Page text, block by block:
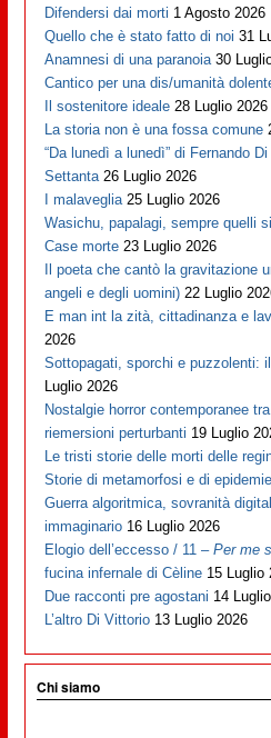
Difendersi dai morti 1 Agosto 2026
Quello che è stato fatto di noi 31
Anamnesi di una paranoia 30
Cantico per una dis/umanità
Il sostenitore ideale 28 Luglio 2026
La storia non è una fossa comune
“Da lunedì a lunedì” di Fernando
Settanta 26 Luglio 2026
I malaveglia 25 Luglio 2026
Wasichu, papalagi, sempre quelli
Case morte 23 Luglio 2026
Il poeta che cantò la gravitazione
angeli e degli uomini) 22 Luglio
E man int la zità, cittadinanza e
2026
Sottopagati, sporchi e puzzolenti:
Luglio 2026
Nostalgie horror contemporanee
riemersioni perturbanti 19 Luglio
Le tristi storie delle morti delle
Storie di metamorfosi e di epidemie
Guerra algoritmica, sovranità
immaginario 16 Luglio 2026
Elogio dell’eccesso / 11 –Per me
fucina infernale di Cèline 15 Luglio
Due racconti pre agostani 14
L’altro Di Vittorio 13 Luglio 2026
Chi siamo